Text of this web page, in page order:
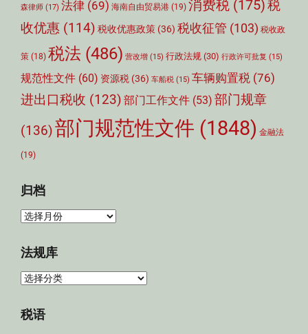
森律师 (17) 法律 (69) 海南自由贸易港 (19) 消费税 (175)税
收优惠 (114) 税收优惠政策 (36) 税收征管 (103) 税收政
策 (18) 税法 (486) 营改增 (15) 行政法规 (30) 行政许可批复 (15)
规范性文件 (60) 资源税 (36) 车船税 (15) 车辆购置税 (76)
进出口税收 (123) 部门工作文件 (53) 部门规章
(136)部门规范性文件 (1848) 金融法
(19)
归档
归
法规库
法
库
税语